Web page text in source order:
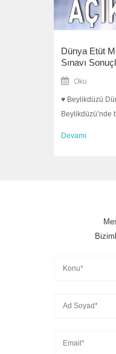
Dünya Etüt
Sınavı
Oku
♥ Beylikdüzü
Beylikdüzü’nde
Devamı